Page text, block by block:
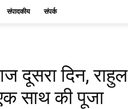
संपादकीय संपर्क
दिन, राहुल
साथ की पूजा